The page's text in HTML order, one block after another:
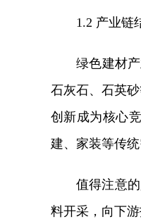
1.2 产业链
绿色建材
石灰石、石英
创新成为核心
建、家装等传
值得注意
料开采，向下